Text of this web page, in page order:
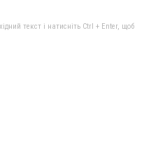
текст і натисніть Ctrl + Enter, щоб